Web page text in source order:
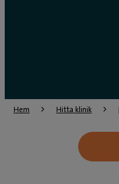
Hem Hitta klinik